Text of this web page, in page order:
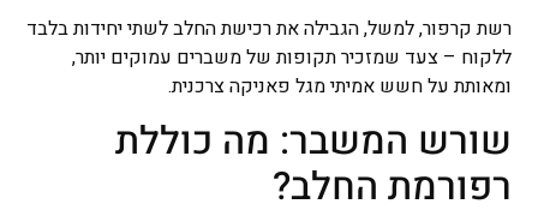
רשת קרפור, למשל, הגבילה את רכישת החלב לשתי יחידות בלבד
ללקוח – צעד שמזכיר תקופות של משברים עמוקים יותר,
ומאותת על חשש אמיתי מגל פאניקה צרכנית.
שורש המשבר: מה כוללת
רפורמת החלב?